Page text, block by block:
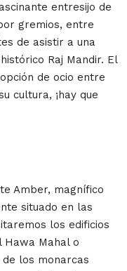
entresijo de
gremios, entre
de asistir a una
Raj Mandir. El
de ocio entre
cultura, ¡hay que
Amber, magnífico
situado en las
los edificios
Hawa Mahal o
de los monarcas